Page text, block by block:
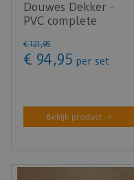
Douwes Dekker -
PVC complete
Boterkoek Ultra…
€ 121,95
€ 94,95 per set
Bekijk product